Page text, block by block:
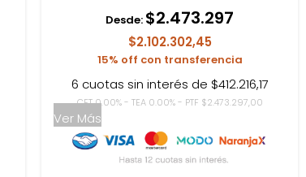
Desde: $2.473.297
$2.102.302,45
15% off con transferencia
6 cuotas sin interés de $412.216,17
CFT 0.00% - TEA 0.00% - PTF $2.473.297,00
Ver Más